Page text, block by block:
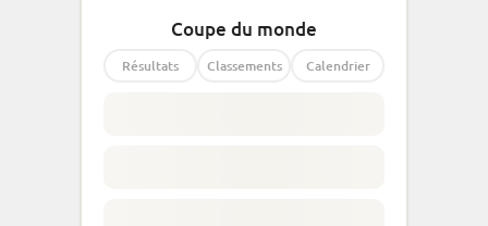
Coupe du monde
Résultats Classements Calendrier